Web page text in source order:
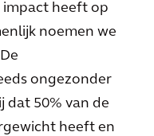
impact heeft op
noemen we
ongezonder
dat 50% van de
heeft en